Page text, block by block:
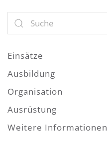
Einsätze
Ausbildung
Organisation
Ausrüstung
Weitere Informationen